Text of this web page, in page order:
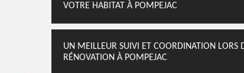
VOTRE HABITAT À POMPEJAC
UN MEILLEUR SUIVI ET COORDINATION LORS
RÉNOVATION À POMPEJAC